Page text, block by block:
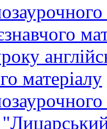
матеріалу